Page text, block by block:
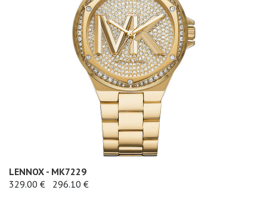
LENNOX - MK7229
329.00 €
296.10 €